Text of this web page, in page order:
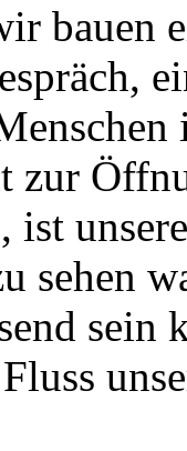
bauen
zur
ist
sehen
sein